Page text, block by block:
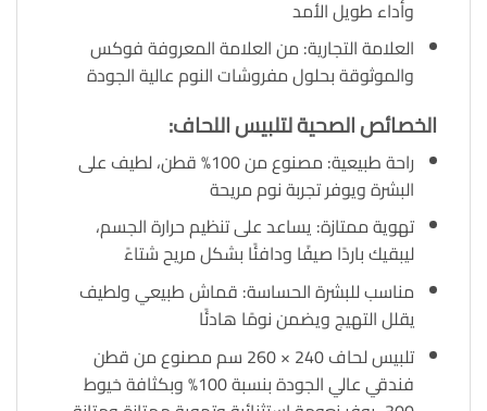
وأداء طويل الأمد
العلامة التجارية: من العلامة المعروفة فوكس
والموثوقة بحلول مفروشات النوم عالية الجودة
الخصائص الصحية لتلبيس اللحاف:
راحة طبيعية: مصنوع من 100% قطن، لطيف على
البشرة ويوفر تجربة نوم مريحة
تهوية ممتازة: يساعد على تنظيم حرارة الجسم،
ليبقيك باردًا صيفًا ودافئًا بشكل مريح شتاءً
مناسب للبشرة الحساسة: قماش طبيعي ولطيف
يقلل التهيج ويضمن نومًا هادئًا
تلبيس لحاف 240 × 260 سم مصنوع من قطن
فندقي عالي الجودة بنسبة 100% وبكثافة خيوط